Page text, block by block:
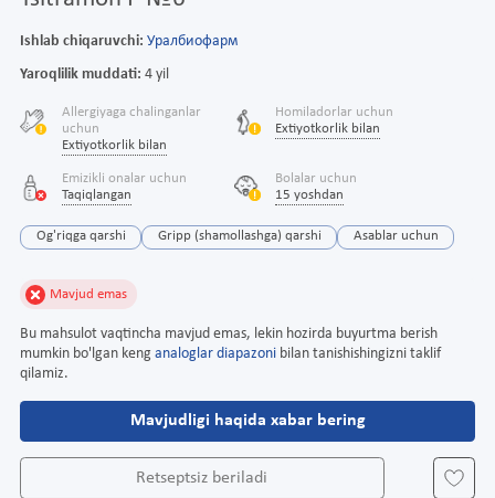
Ishlab chiqaruvchi: Уралбиофарм
Yaroqlilik muddati: 4 yil
Allergiyaga chalinganlar
uchun
Extiyotkorlik bilan
Homiladorlar uchun
Extiyotkorlik bilan
Emizikli onalar uchun
Taqiqlangan
Bolalar uchun
15 yoshdan
Og'riqga qarshi Gripp (shamollashga) qarshi Asablar uchun
Mavjud emas
Bu mahsulot vaqtincha mavjud emas, lekin hozirda buyurtma berish
mumkin bo'lgan keng analoglar diapazoni bilan tanishishingizni taklif
qilamiz.
Mavjudligi haqida xabar bering
Retseptsiz beriladi